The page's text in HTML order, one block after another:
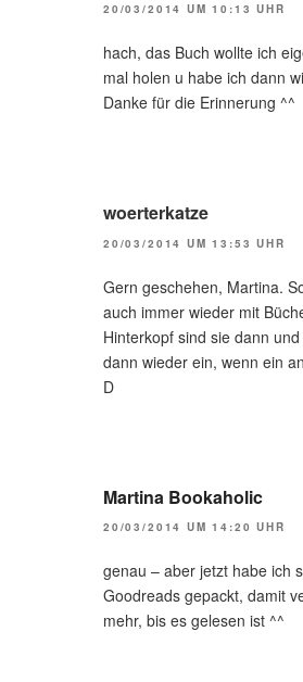
20/03/2014 UM 10:13 UHR
hach, das Buch wollte ich
mal holen u habe ich dann
Danke für die Erinnerung ^^
woerterkatze
20/03/2014 UM 13:53 UHR
Gern geschehen, Martina.
auch immer wieder mit
Hinterkopf sind sie dann
dann wieder ein, wenn ein
D
Martina Bookaholic
20/03/2014 UM 14:20 UHR
genau – aber jetzt habe ich
Goodreads gepackt, damit
mehr, bis es gelesen ist ^^